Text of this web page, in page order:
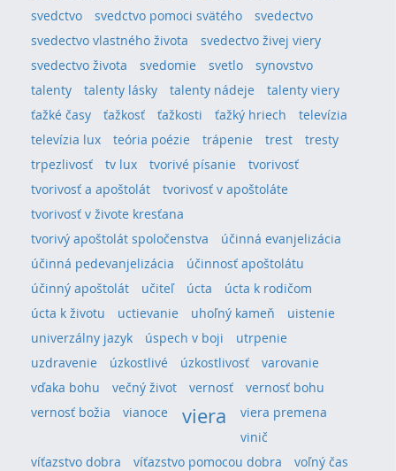
svedctvo
svedctvo pomoci svätého
svedectvo
svedectvo vlastného života
svedectvo živej viery
svedectvo života
svedomie svetlo
synovstvo
talenty
talenty lásky talenty nádeje
talenty viery
ťažké časy
ťažkosť ťažkosti ťažký hriech
televízia
televízia lux
teória poézie trápenie trest
tresty
trpezlivosť
tv lux tvorivé písanie
tvorivosť
tvorivosť a apoštolát
tvorivosť v apoštoláte
tvorivosť v živote kresťana
tvorivý apoštolát spoločenstva
účinná evanjelizácia
účinná pedevanjelizácia
účinnosť apoštolátu
účinný apoštolát
učiteľ úcta
úcta k rodičom
úcta k životu
uctievanie uhoľný kameň
uistenie
univerzálny jazyk
úspech v boji
utrpenie
uzdravenie
úzkostlivé úzkostlivosť
varovanie
vďaka bohu
večný život vernosť
vernosť bohu
vernosť božia
vianoce viera
viera premena
vinič
víťazstvo dobra
víťazstvo pomocou dobra voľný čas